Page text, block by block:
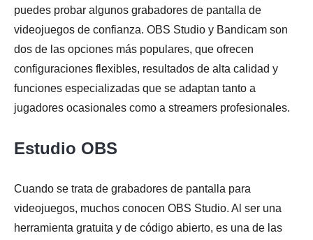
Etapa 4.
puedes probar algunos grabadores de pantalla de
videojuegos de confianza. OBS Studio y Bandicam son
dos de las opciones más populares, que ofrecen
configuraciones flexibles, resultados de alta calidad y
funciones especializadas que se adaptan tanto a
jugadores ocasionales como a streamers profesionales.
Estudio OBS
Cuando se trata de grabadores de pantalla para
videojuegos, muchos conocen OBS Studio. Al ser una
herramienta gratuita y de código abierto, es una de las